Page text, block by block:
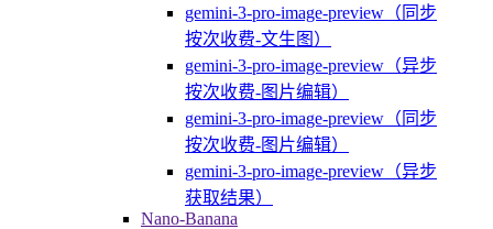
gemini-3-pro-image-preview（同步
按次收费-文生图）
gemini-3-pro-image-preview（异步
按次收费-图片编辑）
gemini-3-pro-image-preview（同步
按次收费-图片编辑）
gemini-3-pro-image-preview（异步
获取结果）
Nano-Banana